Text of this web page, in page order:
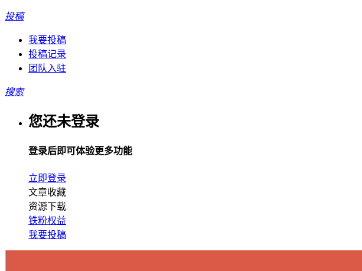
投稿
我要投稿
投稿记录
团队入驻
搜索
您还未登录
登录后即可体验更多功能
立即登录
文章收藏
资源下载
铁粉权益
我要投稿